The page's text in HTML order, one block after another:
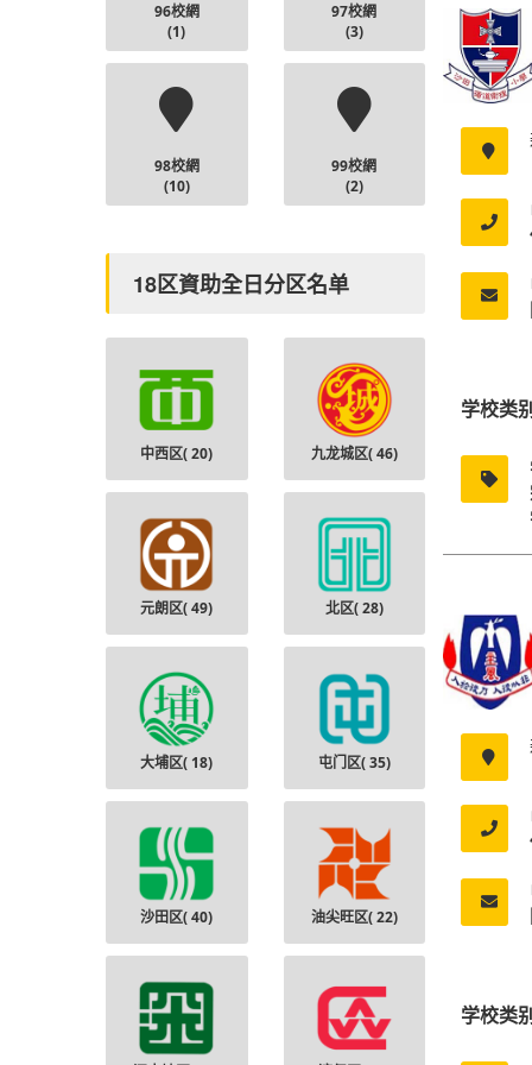
学校类
学校类
96校網
(1)
97校網
(3)
98校網
(10)
99校網
(2)
18区資助全日分区名单
中西区(20) 九龙城区(46)
元朗区(49) 北区(28)
大埔区( 18) 屯门区(35)
沙田区(40) 油尖旺区(22)